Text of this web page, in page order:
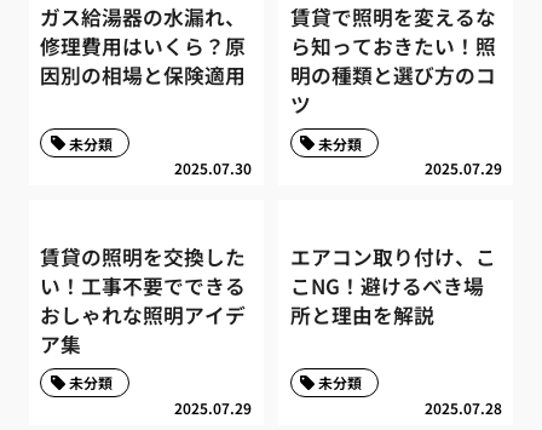
ガス給湯器の水漏れ、
修理費用はいくら？原
因別の相場と保険適用
2025.07.30
未分類
賃貸で照明を変えるな
ら知っておきたい！照
明の種類と選び方のコ
ツ
2025.07.29
未分類
賃貸の照明を交換した
い！工事不要でできる
おしゃれな照明アイデ
ア集
2025.07.29
未分類
エアコン取り付け、こ
こNG！避けるべき場
所と理由を解説
2025.07.28
未分類